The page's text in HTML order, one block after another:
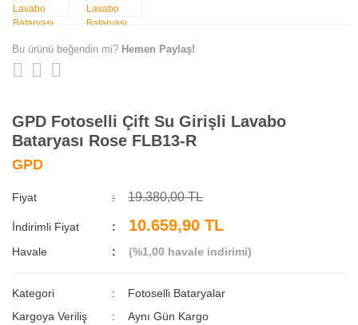
Bu ürünü beğendin mi? Hemen Paylaş!
GPD Fotoselli Çift Su Girişli Lavabo
Bataryası Rose FLB13-R
GPD
Fiyat 19.380,00 TL
İndirimli Fiyat 10.659,90 TL
Havale (%1,00 havale indirimi)
Kategori
Fotoselli Bataryalar
Kargoya Veriliş
Aynı Gün Kargo